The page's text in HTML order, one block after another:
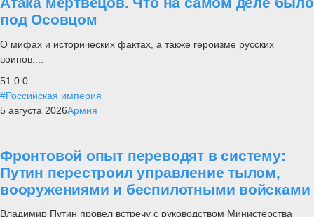
под Осовцом
О мифах и исторических фактах, а также героизме русских
воинов....
51 0 0
#Российская империя
5 августа 2026Армия
Фронтовой опыт переводят в систему:
Путин перестроил управление тылом,
вооружениями и беспилотными войсками
Владимир Путин провел встречу с руководством Министерства